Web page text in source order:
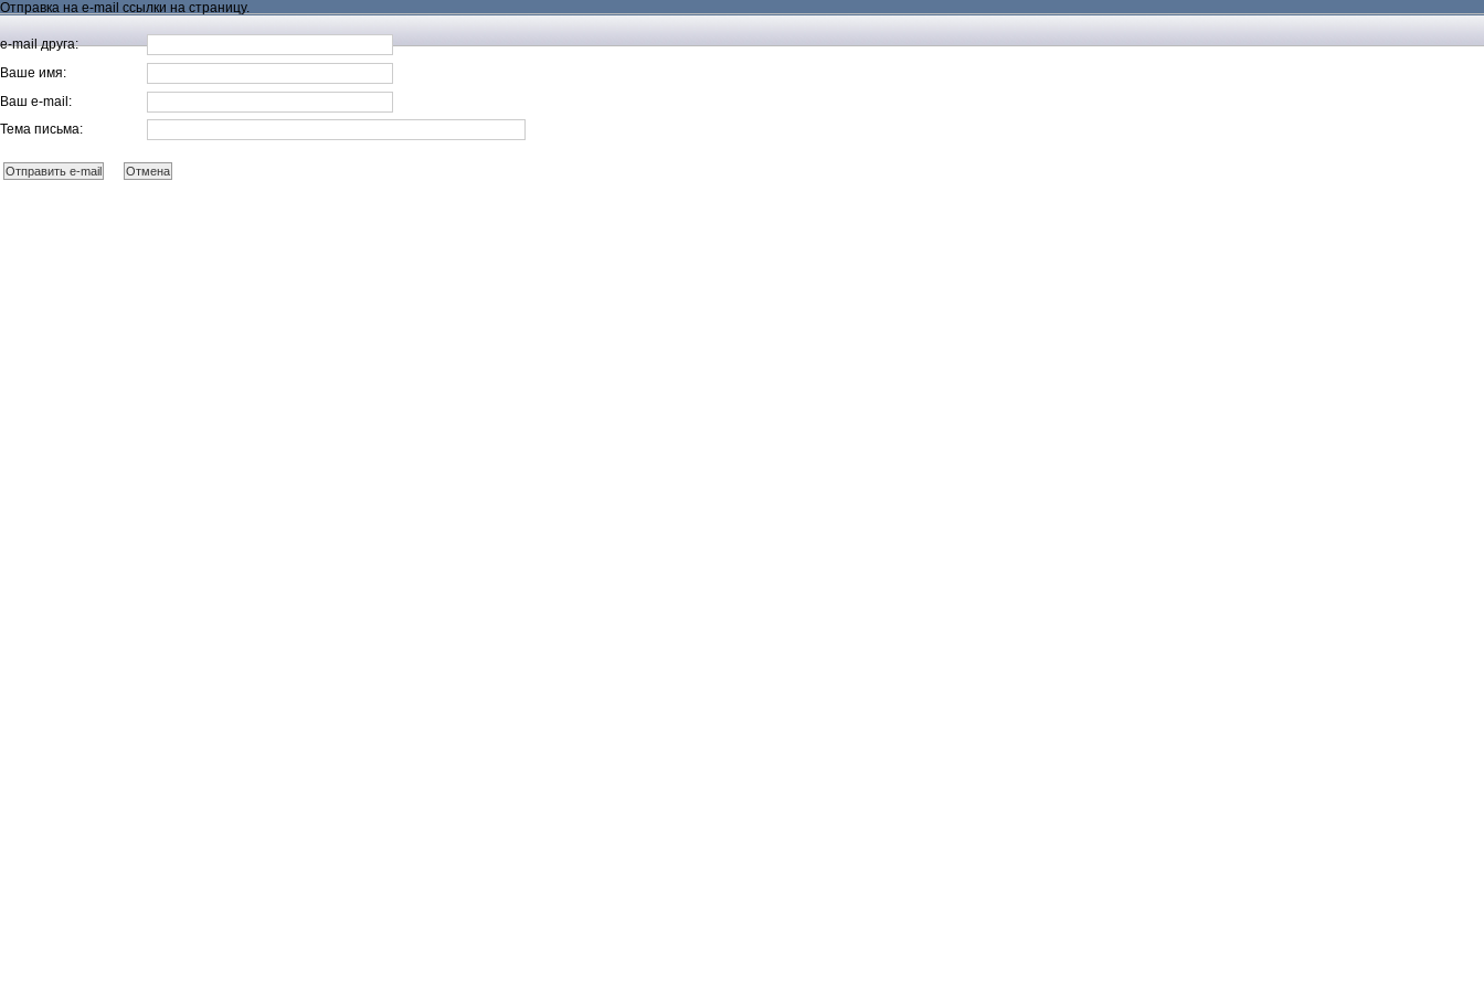
Отправка на e-mail ссылки на страницу.
e-mail друга:
Ваше имя:
Ваш e-mail:
Тема письма: